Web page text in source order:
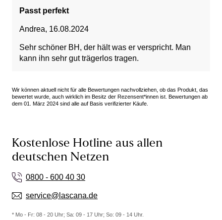
Passt perfekt
Andrea, 16.08.2024
Sehr schöner BH, der hält was er verspricht. Man
kann ihn sehr gut trägerlos tragen.
Wir können aktuell nicht für alle Bewertungen nachvollziehen, ob das Produkt, das
bewertet wurde, auch wirklich im Besitz der Rezensent*innen ist. Bewertungen ab
dem 01. März 2024 sind alle auf Basis verifizierter Käufe.
Kostenlose Hotline aus allen
deutschen Netzen
0800 - 600 40 30
service@lascana.de
* Mo - Fr: 08 - 20 Uhr; Sa: 09 - 17 Uhr; So: 09 - 14 Uhr.